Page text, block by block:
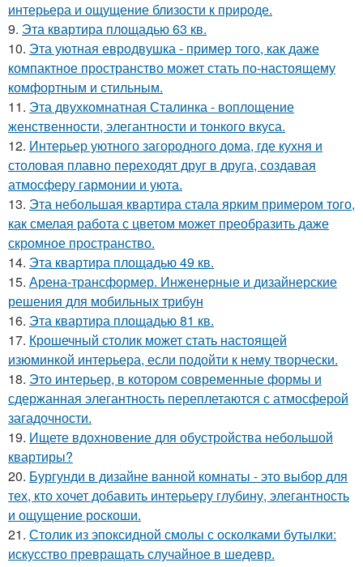
интерьера и ощущение близости к природе.
9. Эта квартира площадью 63 кв.
10. Эта уютная евродвушка - пример того, как даже
компактное пространство может стать по-настоящему
комфортным и стильным.
11. Эта двухкомнатная Сталинка - воплощение
женственности, элегантности и тонкого вкуса.
12. Интерьер уютного загородного дома, где кухня и
столовая плавно переходят друг в друга, создавая
атмосферу гармонии и уюта.
13. Эта небольшая квартира стала ярким примером того,
как смелая работа с цветом может преобразить даже
скромное пространство.
14. Эта квартира площадью 49 кв.
15. Арена-трансформер. Инженерные и дизайнерские
решения для мобильных трибун
16. Эта квартира площадью 81 кв.
17. Крошечный столик может стать настоящей
изюминкой интерьера, если подойти к нему творчески.
18. Это интерьер, в котором современные формы и
сдержанная элегантность переплетаются с атмосферой
загадочности.
19. Ищете вдохновение для обустройства небольшой
квартиры?
20. Бургунди в дизайне ванной комнаты - это выбор для
тех, кто хочет добавить интерьеру глубину, элегантность
и ощущение роскоши.
21. Столик из эпоксидной смолы с осколками бутылки:
искусство превращать случайное в шедевр.